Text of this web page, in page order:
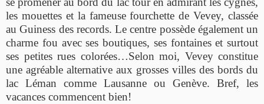
les mouettes et la fameuse fourchette de Vevey, classée
au Guiness des records. Le centre possède également un
charme fou avec ses boutiques, ses fontaines et surtout
ses petites rues colorées…Selon moi, Vevey constitue
une agréable alternative aux grosses villes des bords du
lac Léman comme Lausanne ou Genève. Bref, les
vacances commencent bien!